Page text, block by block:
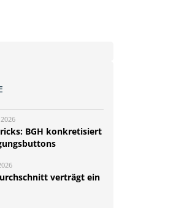
BGH konkretisiert
verträgt ein